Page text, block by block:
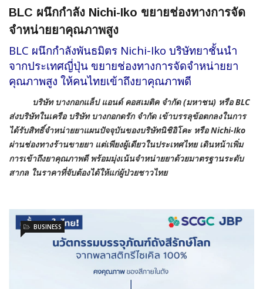
BLC ผนึกกำลัง Nichi-Iko ขยายช่องทางการจัด
จำหน่ายยาคุณภาพสูง
BLC ผนึกกำลังพันธมิตร Nichi-Iko บริษัทยาชั้นนำ
จากประเทศญี่ปุ่น ขยายช่องทางการจัดจำหน่ายยา
คุณภาพสูง ให้คนไทยเข้าถึงยาคุณภาพดี
บริษัท บางกอกแล็ป แอนด์ คอสเมติค จำกัด (มหาชน) หรือBLC
ส่งบริษัทในเครือ บริษัท บางกอกดรัก จำกัด เข้าบรรลุข้อตกลงในการ
ได้รับสิทธิ์จำหน่ายยาแผนปัจจุบันของบริษัทนิชิอิโคะ หรือNichi-Iko
ผ่านช่องทางร้านขายยา แต่เพียงผู้เดียวในประเทศไทย เดินหน้าเพิ่ม
การเข้าถึงยาคุณภาพดี พร้อมมุ่งเน้นจำหน่ายยาด้วยมาตรฐานระดับ
สากล ในราคาที่จับต้องได้ให้แก่ผู้ป่วยชาวไทย
BUSINESS